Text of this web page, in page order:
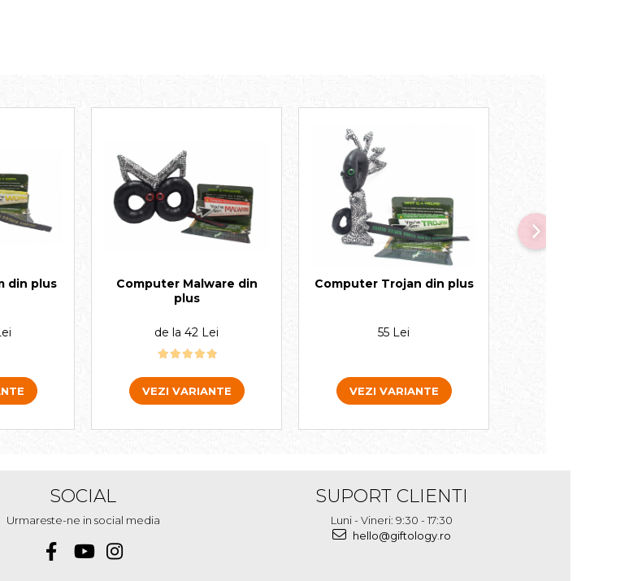
din plus
Computer Malware din
plus
de la 42 Lei
VEZI VARIANTE
Computer Trojan din plus
55 Lei
VEZI VARIANTE
SOCIAL
Urmareste-ne in social media
SUPORT CLIENTI
Luni - Vineri: 9:30 - 17:30
hello@giftology.ro